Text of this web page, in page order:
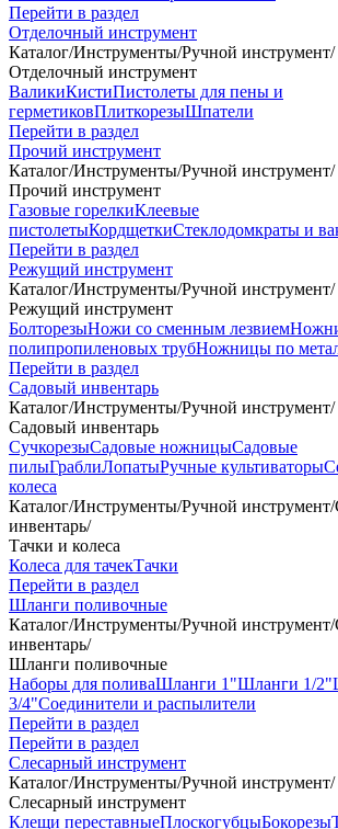
Перейти в раздел
Отделочный инструмент
Каталог/Инструменты/Ручной инструмент/
Отделочный инструмент
ВаликиКистиПистолеты для пены и
герметиковПлиткорезыШпатели
Перейти в раздел
Прочий инструмент
Каталог/Инструменты/Ручной инструмент/
Прочий инструмент
Газовые горелкиКлеевые
пистолетыКордщеткиСтеклодомкраты и
Перейти в раздел
Режущий инструмент
Каталог/Инструменты/Ручной инструмент/
Режущий инструмент
БолторезыНожи со сменным лезвием
полипропиленовых трубНожницы по
Перейти в раздел
Садовый инвентарь
Каталог/Инструменты/Ручной инструмент/
Садовый инвентарь
СучкорезыСадовые ножницыСадовые
пилыГраблиЛопатыРучные культиваторы
колеса
Каталог/Инструменты/Ручной инструмент/
инвентарь/
Тачки и колеса
Колеса для тачекТачки
Перейти в раздел
Шланги поливочные
Каталог/Инструменты/Ручной инструмент/
инвентарь/
Шланги поливочные
Наборы для поливаШланги 1"Шланги 1/2"
3/4"Соединители и распылители
Перейти в раздел
Перейти в раздел
Слесарный инструмент
Каталог/Инструменты/Ручной инструмент/
Слесарный инструмент
Клещи переставныеПлоскогубцыБокорезы